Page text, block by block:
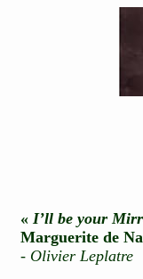
« I’ll be your
Marguerite de
- Olivier Leplatre